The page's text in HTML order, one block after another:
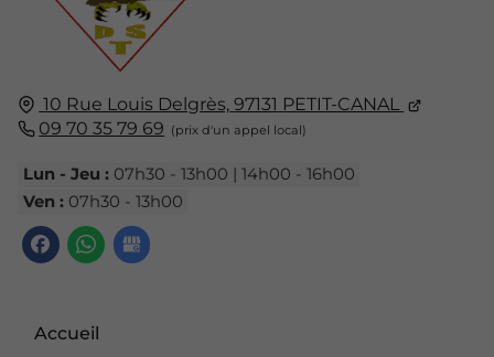
10 Rue Louis Delgrès, 97131 PETIT-CANAL
09 70 35 79 69
Lun - Jeu :07h30 - 13h00 | 14h00 - 16h00
Ven :07h30 - 13h00
Accueil